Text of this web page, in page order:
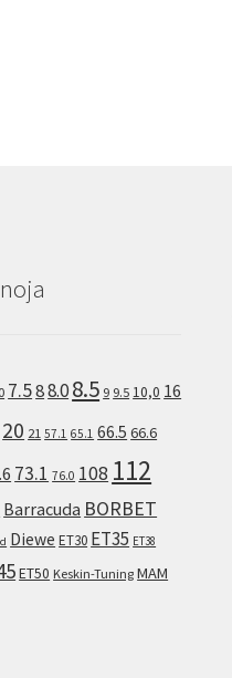
7.588.08.5 9 9.5 10,0 16
20 21 57.1 65.1 66.5 66.6
73.1 76.0 108 112
Barracuda BORBET
Diewe ET30 ET35 ET38
ET50 Keskin-Tuning MAM